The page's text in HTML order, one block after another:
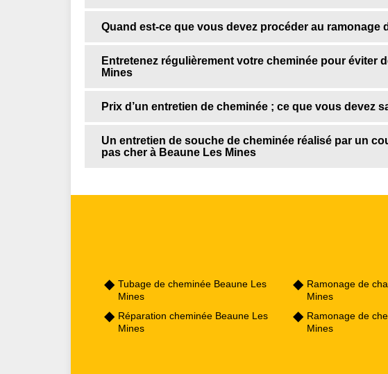
Quand est-ce que vous devez procéder au ramonage
Entretenez régulièrement votre cheminée pour éviter
Mines
Prix d’un entretien de cheminée ; ce que vous devez
Un entretien de souche de cheminée réalisé par un
pas cher à Beaune Les Mines
Tubage de cheminée Beaune Les
Mines
Réparation cheminée Beaune Les
Mines
Ramonage de
Mines
Ramonage de
Mines